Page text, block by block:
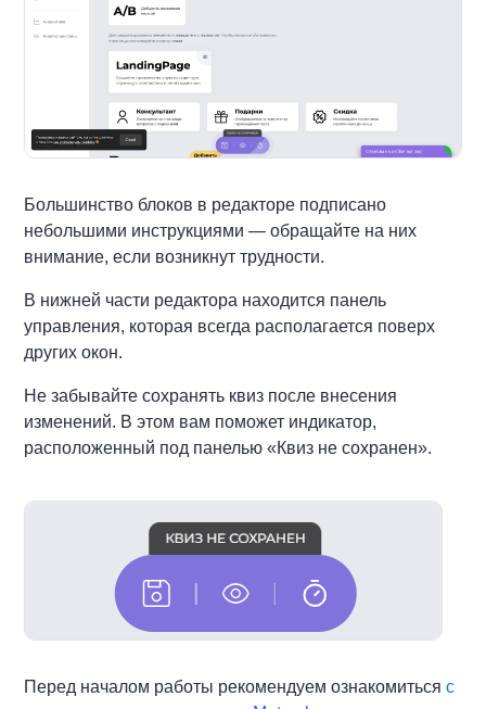
Большинство блоков в редакторе подписано
небольшими инструкциями — обращайте на них
внимание, если возникнут трудности.
В нижней части редактора находится панель
управления, которая всегда располагается поверх
других окон.
Не забывайте сохранять квиз после внесения
изменений. В этом вам поможет индикатор,
расположенный под панелью «Квиз не сохранен».
Перед началом работы рекомендуем ознакомитьсяс